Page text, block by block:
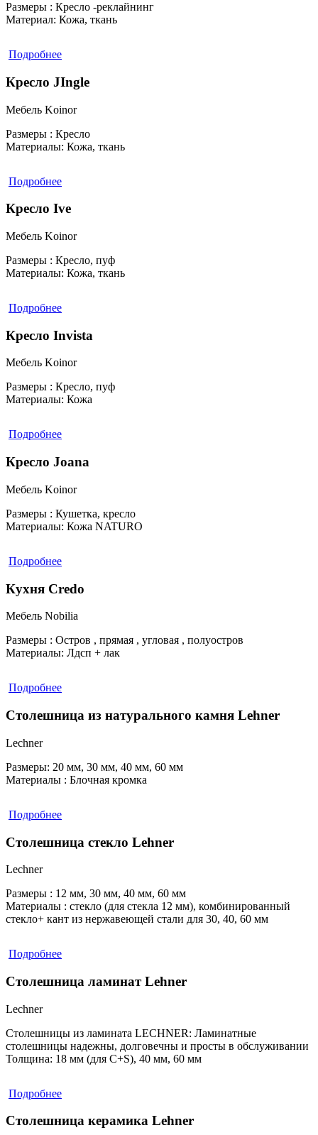
Размеры : Кресло -реклайнинг
Материал: Кожа, ткань
Подробнее
Кресло JIngle
Мебель Koinor
Размеры : Кресло
Материалы: Кожа, ткань
Подробнее
Кресло Ive
Мебель Koinor
Размеры : Кресло, пуф
Материалы: Кожа, ткань
Подробнее
Кресло Invista
Мебель Koinor
Размеры : Кресло, пуф
Материалы: Кожа
Подробнее
Кресло Joana
Мебель Koinor
Размеры : Кушетка, кресло
Материалы: Кожа NATURO
Подробнее
Кухня Credo
Мебель Nobilia
Размеры : Остров , прямая , угловая , полуостров
Материалы: Лдсп + лак
Подробнее
Столешница из натурального камня Lehner
Lechner
Размеры: 20 мм, 30 мм, 40 мм, 60 мм
Материалы : Блочная кромка
Подробнее
Столешница стекло Lehner
Lechner
Размеры : 12 мм, 30 мм, 40 мм, 60 мм
Материалы : стекло (для стекла 12 мм), комбинированный
стекло+ кант из нержавеющей стали для 30, 40, 60 мм
Подробнее
Столешница ламинат Lehner
Lechner
Столешницы из ламината LECHNER: Ламинатные
столешницы надежны, долговечны и просты в обслуживании
Толщина: 18 мм (для C+S), 40 мм, 60 мм
Подробнее
Столешница керамика Lehner